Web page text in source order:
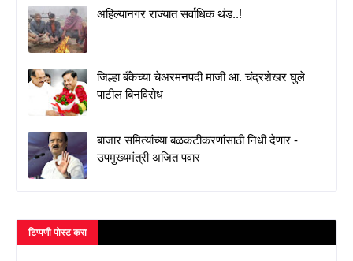
अहिल्यानगर राज्यात सर्वाधिक थंड..!
जिल्हा बँकेच्या चेअरमनपदी माजी आ. चंद्रशेखर घुले
पाटील बिनविरोध
बाजार समित्यांच्या बळकटीकरणांसाठी निधी देणार -
उपमुख्यमंत्री अजित पवार
टिप्पणी पोस्ट करा